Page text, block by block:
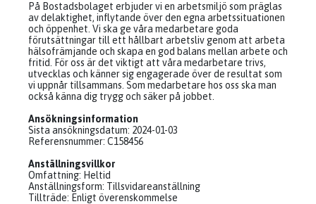
På Bostadsbolaget erbjuder vi en arbetsmiljö som präglas
av delaktighet, inflytande över den egna arbetssituationen
och öppenhet. Vi ska ge våra medarbetare goda
förutsättningar till ett hållbart arbetsliv genom att arbeta
hälsofrämjande och skapa en god balans mellan arbete och
fritid. För oss är det viktigt att våra medarbetare trivs,
utvecklas och känner sig engagerade över de resultat som
vi uppnår tillsammans. Som medarbetare hos oss ska man
också känna dig trygg och säker på jobbet.
Ansökningsinformation
Sista ansökningsdatum: 2024-01-03
Referensnummer: C158456
Anställningsvillkor
Omfattning: Heltid
Anställningsform: Tillsvidareanställning
Tillträde: Enligt överenskommelse